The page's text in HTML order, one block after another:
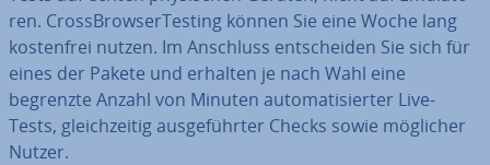
ren. Cross­Brow­ser­Test­ing können Sie eine Woche lang
kos­ten­frei nutzen. Im Anschluss ent­schei­den Sie sich für
eines der Pakete und erhalten je nach Wahl eine
begrenzte Anzahl von Minuten au­to­ma­ti­sier­ter Live-
Tests, gleich­zei­tig aus­ge­führ­ter Checks sowie möglicher
Nutzer.